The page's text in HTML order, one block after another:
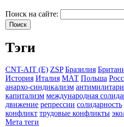
Поиск на сайте:
Тэги
CNT-AIT (E) ZSP Бразилия
История Италия МАТ Польша
анархо-синдикализм
капитализм международная
движение репрессии солидарность
конфликт трудовые конфликты
Мета теги